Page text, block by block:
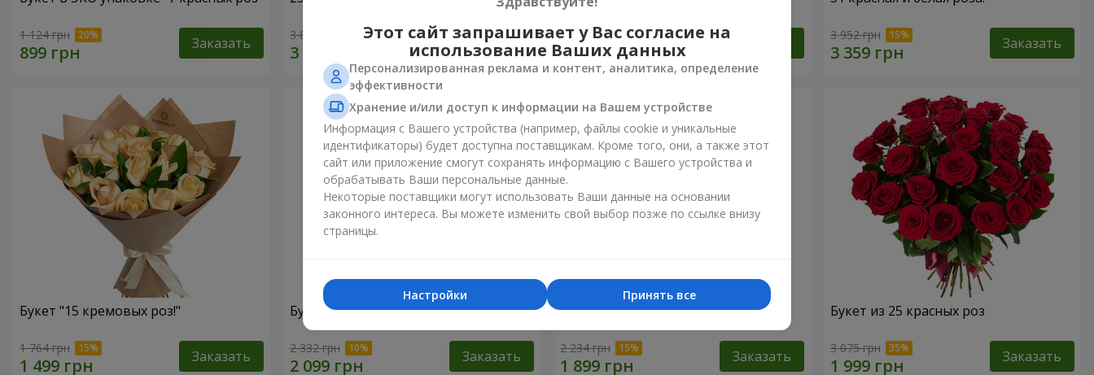
1 124 грн Заказать 3 874 грн Заказать 1 443 грн 3 952 грн Заказать
Букет "15 кремовых роз!"
1 764 грн Заказать
Букет "15 разноцветных хризантем!"
2 332 грн Заказать
Букет "Гармония"
2 234 грн Заказать
Букет из 25 красных роз
3 075 грн Заказать
Этот сайт запрашивает у Вас согласие на
использование Ваших данных
Персонализированная реклама и контент, аналитика, определение
эффективности
Хранение и/или доступ к информации на Вашем устройстве
Информация с Вашего устройства (например, файлы cookie и уникальные
идентификаторы) будет доступна поставщикам. Кроме того, они, а также этот
сайт или приложение смогут сохранять информацию с Вашего устройства и
обрабатывать Ваши персональные данные.
Некоторые поставщики могут использовать Ваши данные на основании
законного интереса. Вы можете изменить свой выбор позже по ссылке внизу
страницы.
Принять все
Настройки